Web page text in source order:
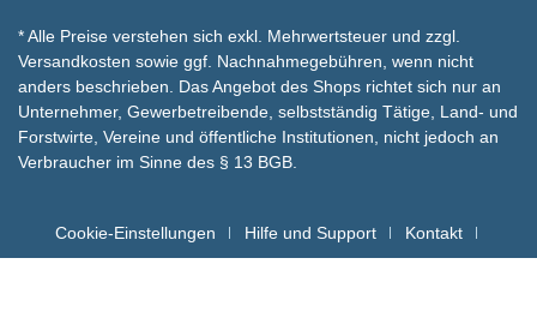
* Alle Preise verstehen sich exkl. Mehrwertsteuer und zzgl.
Versandkosten sowie ggf. Nachnahmegebühren, wenn nicht
anders beschrieben. Das Angebot des Shops richtet sich nur an
Unternehmer, Gewerbetreibende, selbstständig Tätige, Land- und
Forstwirte, Vereine und öffentliche Institutionen, nicht jedoch an
Verbraucher im Sinne des § 13 BGB.
Cookie-Einstellungen Hilfe und Support Kontakt